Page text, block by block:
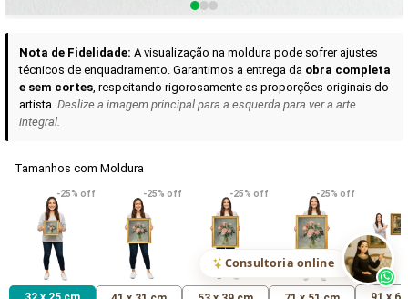
VER DETALHES
Madona de Loreto
R$ 538,42
VER DETALHES
Narciso- caravaggio
R$ 365,92
VER
Maria
uma Rosa
R$ 365,92
Consultoria online
Nota de Fidelidade: A visualização na moldura pode sofrer ajustes
técnicos de enquadramento. Garantimos a entrega da obra completa
e sem cortes, respeitando rigorosamente as proporções originais do
artista. Deslize a imagem principal para a esquerda para ver a arte
integral.
Tamanhos com Moldura
-25% off -25% off -25% off -25% off